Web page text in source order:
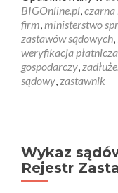
BIGOnline.pl,czarna
firm,ministerstwo
zastawów sądowych,
weryfikacja płatnicza
gospodarczy,
sądowy,zastawnik
Wykaz
Rejestr